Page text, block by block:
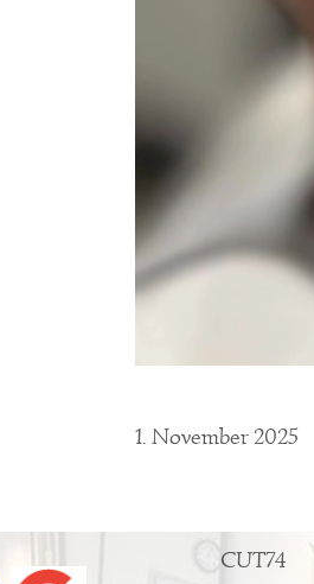
1. November 2025
CUT74